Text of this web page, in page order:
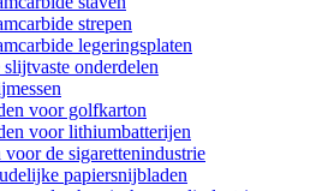
strepen
legeringsplaten
onderdelen
voor golfkarton
voor lithiumbatterijen
voor de sigarettenindustrie
papiersnijbladen